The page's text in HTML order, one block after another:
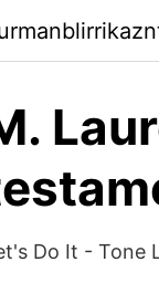
Do It - Tone